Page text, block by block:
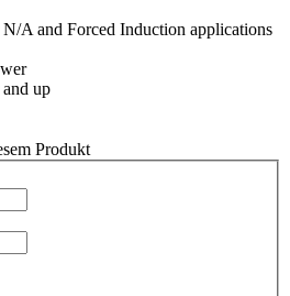
A and Forced Induction applications
up
Produkt